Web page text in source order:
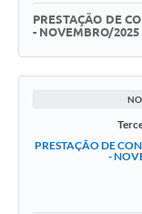
PRESTAÇÃO DE
- NOVEMBRO/
PRESTAÇÃO DE
-